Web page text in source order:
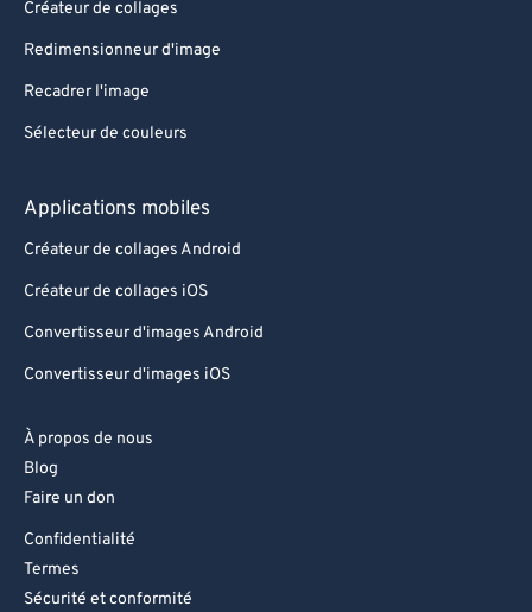
Créateur de collages
Redimensionneur d'image
Recadrer l'image
Sélecteur de couleurs
Applications mobiles
Créateur de collages Android
Créateur de collages iOS
Convertisseur d'images Android
Convertisseur d'images iOS
À propos de nous
Blog
Faire un don
Confidentialité
Termes
Sécurité et conformité